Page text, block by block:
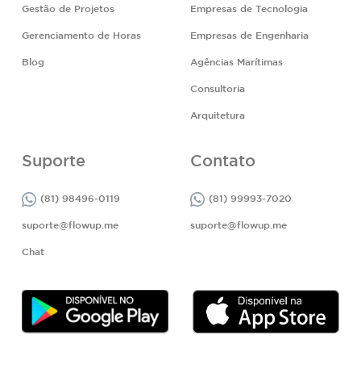
Gestão de Projetos
Gerenciamento de Horas
Blog
Empresas de Tecnologia
Empresas de Engenharia
Agências Marítimas
Consultoria
Arquitetura
Suporte
(81) 98496-0119
suporte@flowup.me
Chat
Contato
(81) 99993-7020
suporte@flowup.me